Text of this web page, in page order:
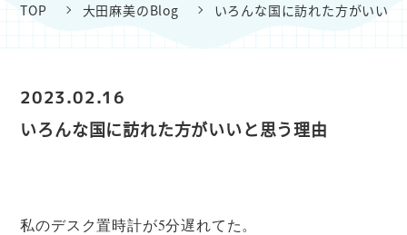
TOP 大田麻美のBlog いろんな国に訪れた方がいいと
2023.02.16
いろんな国に訪れた方がいいと思う理由
私のデスク置時計が5分遅れてた。